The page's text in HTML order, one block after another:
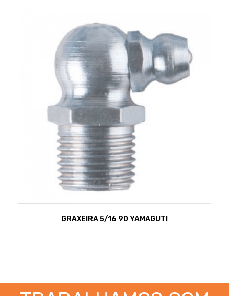
GRAXEIRA 5/16 90 YAMAGUTI